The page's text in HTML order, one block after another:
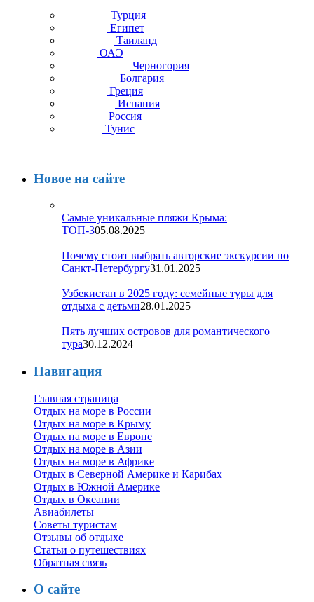
Турция
Египет
Таиланд
ОАЭ
Черногория
Болгария
Греция
Испания
Россия
Тунис
Новое на сайте
Самые уникальные пляжи Крыма:
ТОП-305.08.2025
Почему стоит выбрать авторские экскурсии по
Санкт-Петербургу31.01.2025
Узбекистан в 2025 году: семейные туры для
отдыха с детьми28.01.2025
Пять лучших островов для романтического
тура30.12.2024
Навигация
Главная страница
Отдых на море в России
Отдых на море в Крыму
Отдых на море в Европе
Отдых на море в Азии
Отдых на море в Африке
Отдых в Северной Америке и Карибах
Отдых в Южной Америке
Отдых в Океании
Авиабилеты
Советы туристам
Отзывы об отдыхе
Статьи о путешествиях
Обратная связь
О сайте